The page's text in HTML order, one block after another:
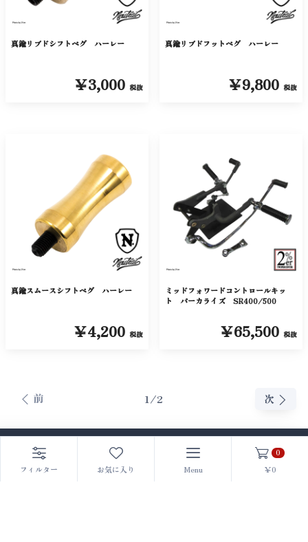
真鍮リブドシフトペグ ハーレー
￥3,000 税抜
真鍮リブドフットペグ ハーレー
￥9,800 税抜
真鍮スムースシフトペグ ハーレー
￥4,200 税抜
ミッドフォワードコントロールキッ
ト パーカライズ SR400/500
￥65,500 税抜
前 1/2 次
フィルター お気に入り Menu
0
￥0